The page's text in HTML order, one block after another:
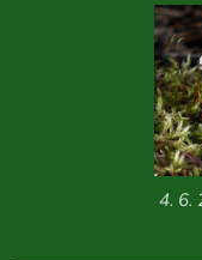
4. 6.